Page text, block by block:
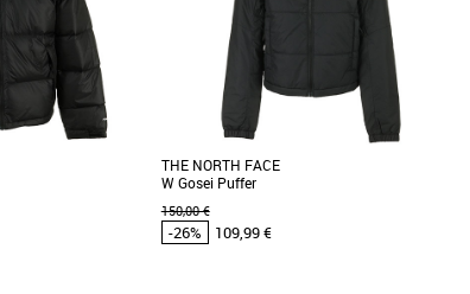
THE NORTH FACE
W Gosei Puffer
150,00 €
-26% 109,99 €